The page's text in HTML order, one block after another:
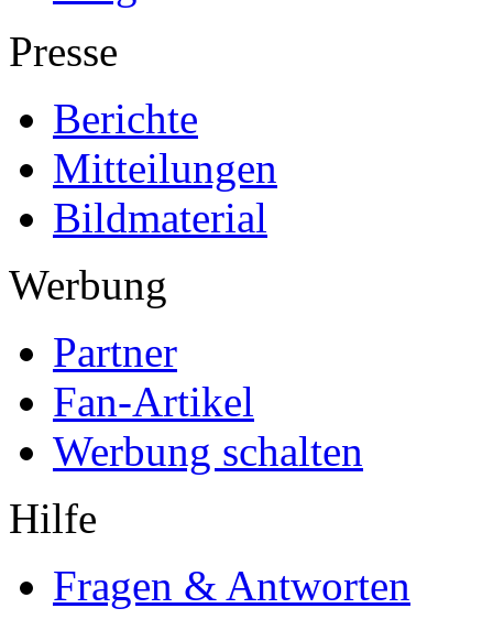
Presse
Berichte
Mitteilungen
Bildmaterial
Werbung
Partner
Fan-Artikel
Werbung schalten
Hilfe
Fragen & Antworten